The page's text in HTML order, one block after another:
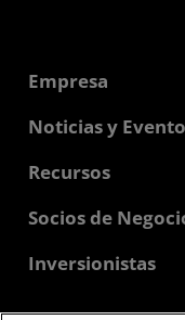
Empresa
Acerca de AMD
Responsabilidad
Carreras
Noticias y
Sala de prensa
Biblioteca
Recursos
Centro para
Casos de Estudio
Socios de
Centro para socios
Programa
Inversionistas